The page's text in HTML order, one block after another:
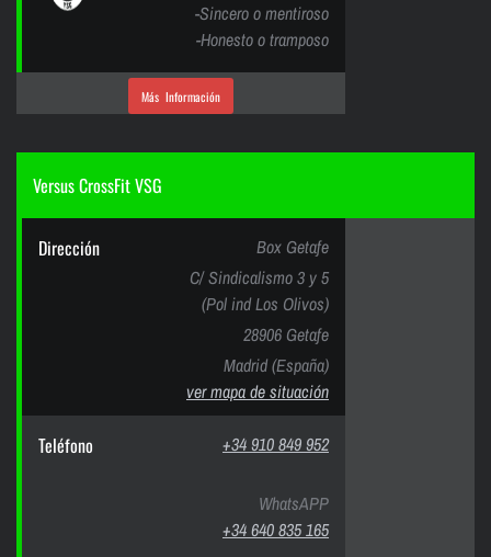
-Sincero o mentiroso
-Honesto o tramposo
Más Información
Versus CrossFit VSG
Dirección
Box Getafe
C/ Sindicalismo 3 y 5
(Pol ind Los Olivos)
28906 Getafe
Madrid (España)
ver mapa de situación
Teléfono +34 910 849 952
WhatsAPP
+34 640 835 165